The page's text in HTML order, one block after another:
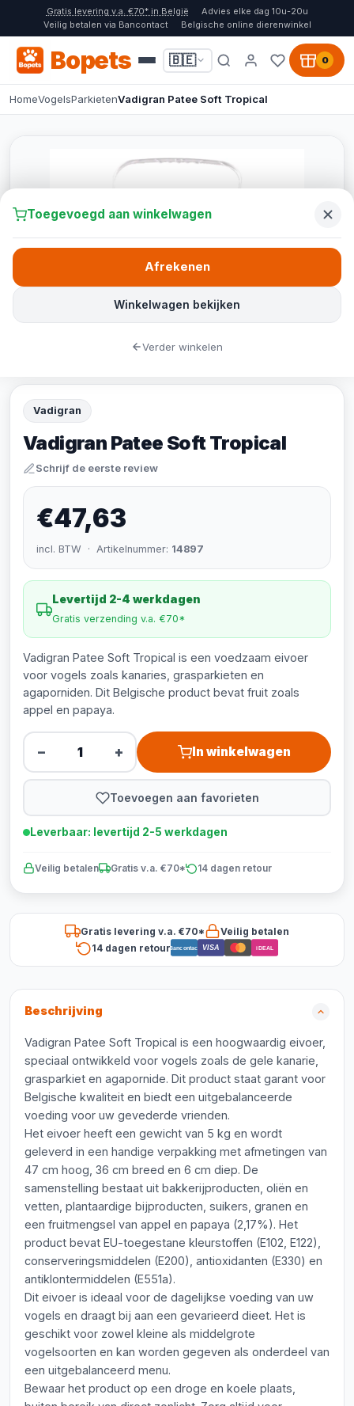
Gratis levering v.a. €70* in België
Advies elke dag 10u-20u
Veilig betalen via Bancontact
Belgische online dierenwinkel
Bopets 🇧🇪 0
HomeVogelsParkietenVadigran Patee Soft Tropical
Vadigran
Vadigran Patee Soft Tropical
Schrijf de eerste review
€47,63
incl. BTW · Artikelnummer: 14897
Levertijd 2-4 werkdagen
Gratis verzending v.a. €70*
Vadigran Patee Soft Tropical is een voedzaam eivoer
voor vogels zoals kanaries, grasparkieten en
agaporniden. Dit Belgische product bevat fruit zoals
appel en papaya.
− + In winkelwagen
Toevoegen aan favorieten
Leverbaar: levertijd 2-5 werkdagen
Veilig betalen Gratis v.a. €70* 14 dagen retour
Gratis levering v.a. €70*
Veilig betalen
14 dagen retourBancontact VISA iDEAL
Beschrijving
Vadigran Patee Soft Tropical is een hoogwaardig eivoer,
speciaal ontwikkeld voor vogels zoals de gele kanarie,
grasparkiet en agapornide. Dit product staat garant voor
Belgische kwaliteit en biedt een uitgebalanceerde
voeding voor uw gevederde vrienden.
Het eivoer heeft een gewicht van 5 kg en wordt
geleverd in een handige verpakking met afmetingen van
47 cm hoog, 36 cm breed en 6 cm diep. De
samenstelling bestaat uit bakkerijproducten, oliën en
vetten, plantaardige bijproducten, suikers, granen en
een fruitmengsel van appel en papaya (2,17%). Het
product bevat EU-toegestane kleurstoffen (E102, E122),
conserveringsmiddelen (E200), antioxidanten (E330) en
antiklontermiddelen (E551a).
Dit eivoer is ideaal voor de dagelijkse voeding van uw
vogels en draagt bij aan een gevarieerd dieet. Het is
geschikt voor zowel kleine als middelgrote
vogelsoorten en kan worden gegeven als onderdeel van
een uitgebalanceerd menu.
Bewaar het product op een droge en koele plaats,
Toegevoegd aan winkelwagen
Winkelwagen bekijken
Afrekenen
Verder winkelen